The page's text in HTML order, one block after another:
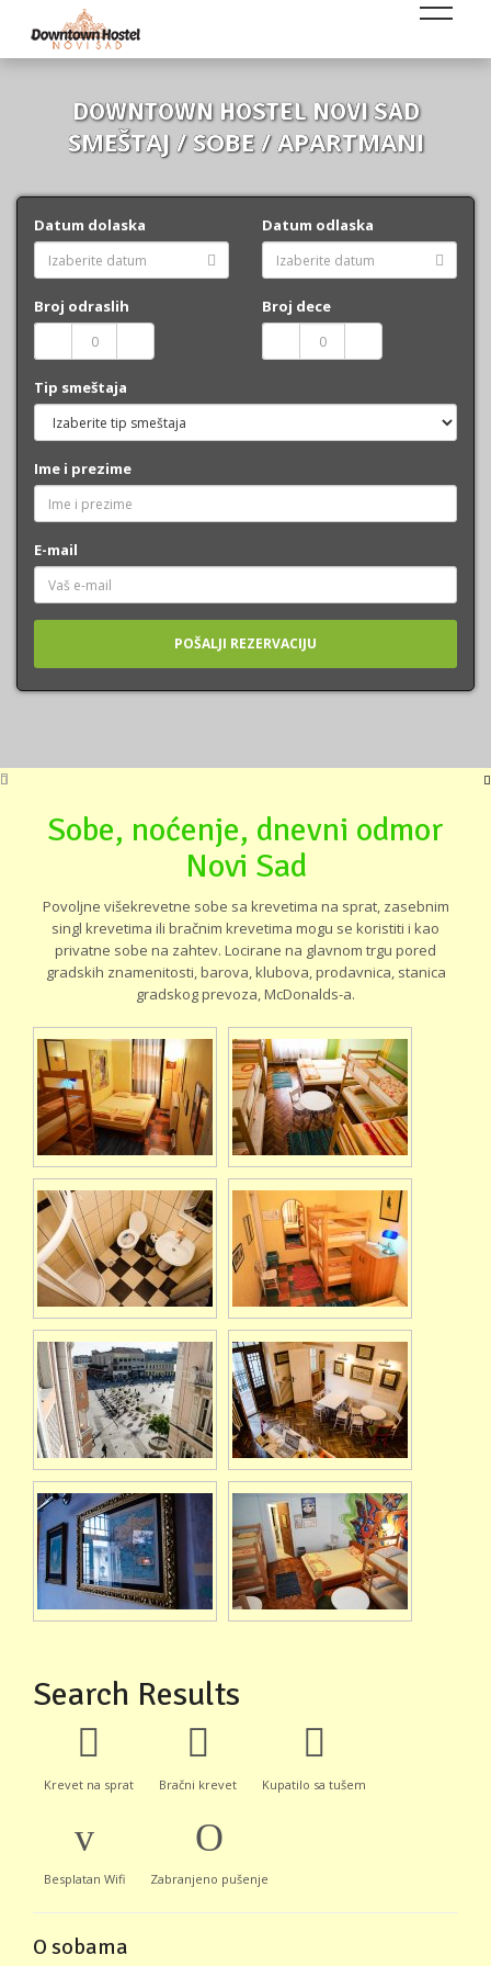
DOWNTOWN HOSTEL NOVI SAD
SMEŠTAJ / SOBE / APARTMANI
Datum dolaska Datum odlaska
Broj odraslih Broj dece
Tip smeštaja
Ime i prezime
E-mail
Sobe, noćenje, dnevni odmor
Novi Sad
Povoljne višekrevetne sobe sa krevetima na sprat, zasebnim
singl krevetima ili bračnim krevetima mogu se koristiti i kao
privatne sobe na zahtev. Locirane na glavnom trgu pored
gradskih znamenitosti, barova, klubova, prodavnica, stanica
gradskog prevoza, McDonalds-a.
Search Results
Krevet na sprat Bračni krevet Kupatilo sa tušem
Besplatan Wifi Zabranjeno pušenje
O sobama